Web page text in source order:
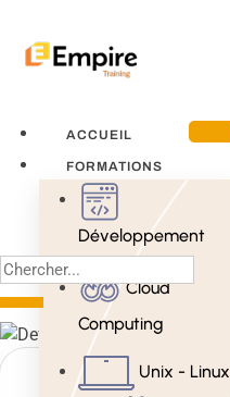
ACCUEIL
FORMATIONS
Développement
Cloud
Computing
Unix - Linux